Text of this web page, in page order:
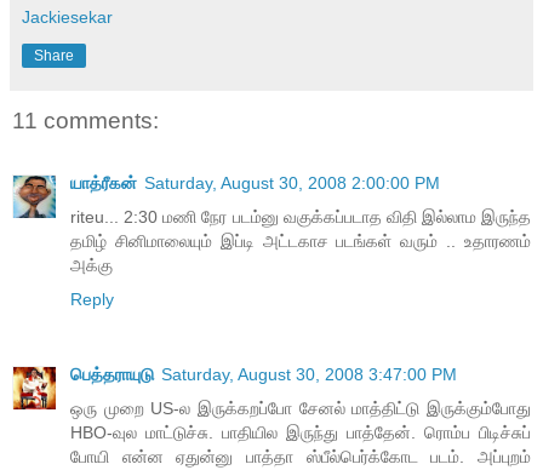
Jackiesekar
Share
11 comments:
யாத்ரீகன் Saturday, August 30, 2008 2:00:00 PM
riteu... 2:30 மணி நேர படம்னு வகுக்கப்படாத விதி இல்லாம இருந்த
தமிழ் சினிமாலையும் இப்டி அட்டகாச படங்கள் வரும் .. உதாரணம்
அக்கு
Reply
பெத்தராயுடு Saturday, August 30, 2008 3:47:00 PM
ஒரு முறை US-ல இருக்கறப்போ சேனல் மாத்திட்டு இருக்கும்போது
HBO-வுல மாட்டுச்சு. பாதியில இருந்து பாத்தேன். ரொம்ப பிடிச்சுப்
போயி என்ன ஏதுன்னு பாத்தா ஸ்பீல்பெர்க்கோட படம். அப்புறம்